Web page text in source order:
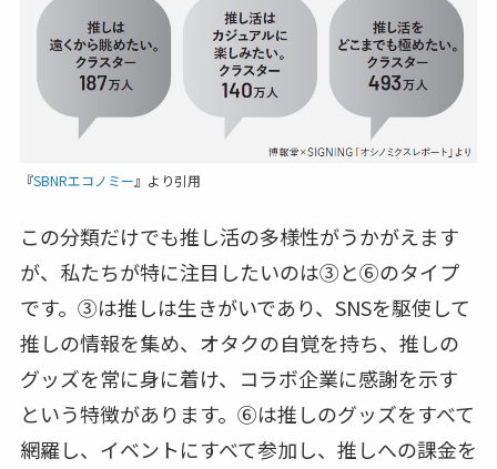
『SBNRエコノミー』より引用
この分類だけでも推し活の多様性がうかがえます
が、私たちが特に注目したいのは③と⑥のタイプ
です。③は推しは生きがいであり、SNSを駆使して
推しの情報を集め、オタクの自覚を持ち、推しの
グッズを常に身に着け、コラボ企業に感謝を示す
という特徴があります。⑥は推しのグッズをすべて
網羅し、イベントにすべて参加し、推しへの課金を